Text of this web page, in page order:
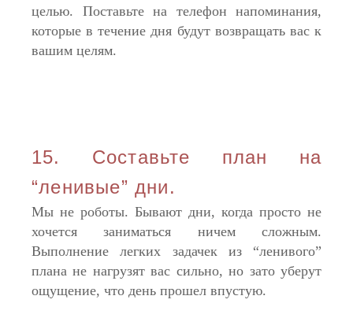
целью. Поставьте на телефон напоминания,
которые в течение дня будут возвращать вас к
вашим целям.
15. Составьте план на
“ленивые” дни.
Мы не роботы. Бывают дни, когда просто не
хочется заниматься ничем сложным.
Выполнение легких задачек из “ленивого”
плана не нагрузят вас сильно, но зато уберут
ощущение, что день прошел впустую.